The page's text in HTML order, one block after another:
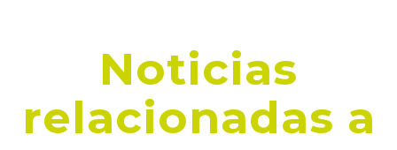
Noticias
relacionadas a